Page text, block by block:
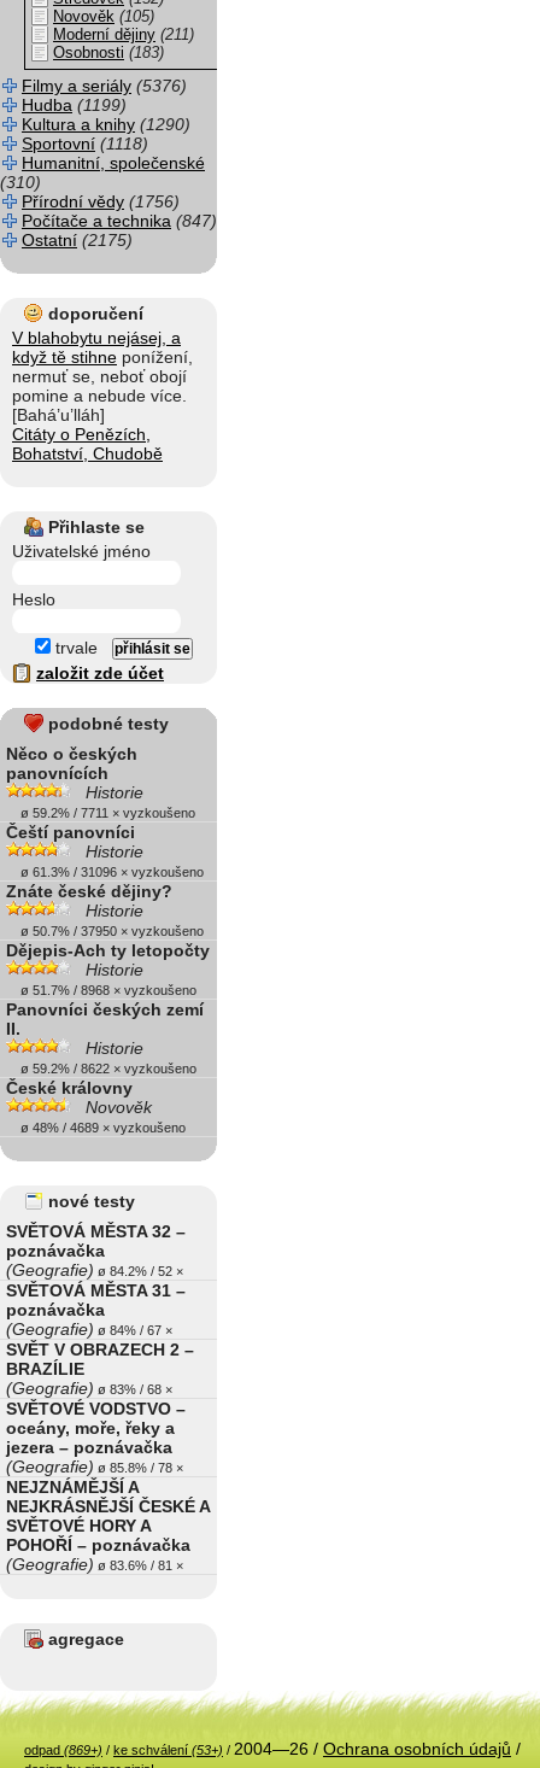
Novověk (105)
Moderní dějiny (211)
Osobnosti (183)
Filmy a seriály (5376)
Hudba (1199)
Kultura a knihy (1290)
Sportovní (1118)
Humanitní, společenské
(310)
Přírodní vědy (1756)
Počítače a technika (847)
Ostatní (2175)
doporučení
V blahobytu nejásej, a
když tě stihne ponížení,
nermuť se, neboť obojí
pomine a nebude více.
[Bahá’u’lláh]
Citáty o Penězích,
Bohatství, Chudobě
Přihlaste se
Uživatelské jméno
Heslo
trvale
založit zde účet
podobné testy
Něco o českých
panovnících
Historie
ø 59.2% / 7711 × vyzkoušeno
Čeští panovníci
Historie
ø 61.3% / 31096 × vyzkoušeno
Znáte české dějiny?
Historie
ø 50.7% / 37950 × vyzkoušeno
Dějepis-Ach ty letopočty
Historie
ø 51.7% / 8968 × vyzkoušeno
Panovníci českých zemí
II.
Historie
ø 59.2% / 8622 × vyzkoušeno
České královny
Novověk
ø 48% / 4689 × vyzkoušeno
nové testy
SVĚTOVÁ MĚSTA 32 –
poznávačka
(Geografie) ø 84.2% / 52 ×
SVĚTOVÁ MĚSTA 31 –
poznávačka
(Geografie) ø 84% / 67 ×
SVĚT V OBRAZECH 2 –
BRAZÍLIE
(Geografie) ø 83% / 68 ×
SVĚTOVÉ VODSTVO –
oceány, moře, řeky a
jezera – poznávačka
(Geografie) ø 85.8% / 78 ×
NEJZNÁMĚJŠÍ A
NEJKRÁSNĚJŠÍ ČESKÉ A
SVĚTOVÉ HORY A
POHOŘÍ – poznávačka
(Geografie) ø 83.6% / 81 ×
agregace
odpad (869+) / ke schválení (53+) / 2004—26 / Ochrana osobních údajů /